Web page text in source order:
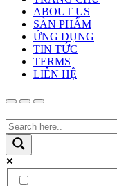
ABOUT US
SẢN PHẨM
ỨNG DỤNG
TIN TỨC
TERMS
LIÊN HỆ